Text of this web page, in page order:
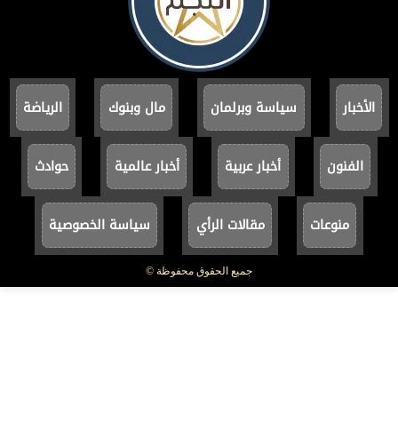
الأخبار سياسة وبرلمان مال وبنوك الرياضة
الفنون أخبار عربية أخبار عالمية حوادث
منوعات مقالات الرأي سياسة الخصوصية
جميع الحقوق محفوظة ©